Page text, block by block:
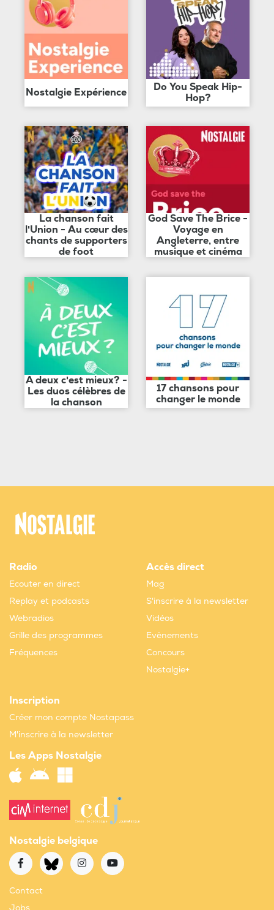
Nostalgie Expérience
Do You Speak Hip-
Hop?
La chanson fait
l'Union - Au cœur des
chants de supporters
de foot
God Save The Brice -
Voyage en
Angleterre, entre
musique et cinéma
A deux c'est mieux? -
Les duos célèbres de
la chanson
17 chansons pour
changer le monde
Radio
Ecouter en direct
Replay et podcasts
Webradios
Grille des programmes
Fréquences
Accès direct
Mag
S'inscrire à la newsletter
Vidéos
Evènements
Concours
Nostalgie+
Inscription
Créer mon compte Nostapass
M'inscrire à la newsletter
Les Apps Nostalgie
Nostalgie belgique
Contact